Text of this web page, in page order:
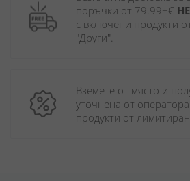
поръчки от 79.99+€ НЕ
с включени продукти
"Други".
Вземете от място и
уточнена от
продукти от